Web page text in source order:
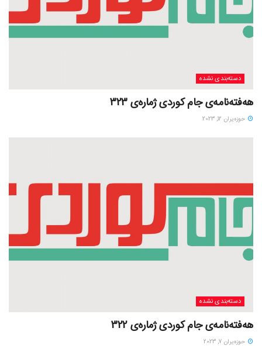
دسته‌بندی نشده
هەفتەنامەی جام کوردی ژمارەی 323
حوزه‌یران 12, 2023
دسته‌بندی نشده
هەفتەنامەی جام کوردی ژمارەی 322
حوزه‌یران 7, 2023